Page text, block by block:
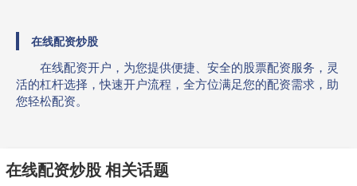
在线配资炒股
在线配资开户，为您提供便捷、安全的股票配资服务，灵
活的杠杆选择，快速开户流程，全方位满足您的配资需求，助
您轻松配资。
在线配资炒股 相关话题